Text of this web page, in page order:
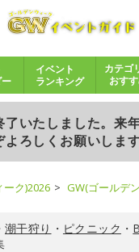
イベント
ランキング
カテゴ
おす
いたしました。来
よろしくお願いします
ク)2026 GW(ゴールデ
潮干狩り ・ ピクニック ・